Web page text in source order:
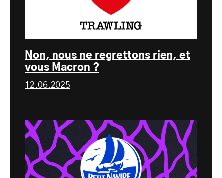
Non, nous ne regrettons rien, et
vous Macron ?
12.06.2025